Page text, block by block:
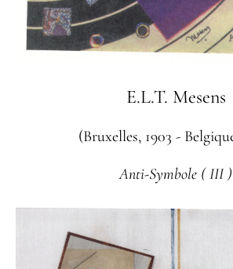
E.L.T. Mesens
(Bruxelles, 1903 -
Anti-Symbole ( III )